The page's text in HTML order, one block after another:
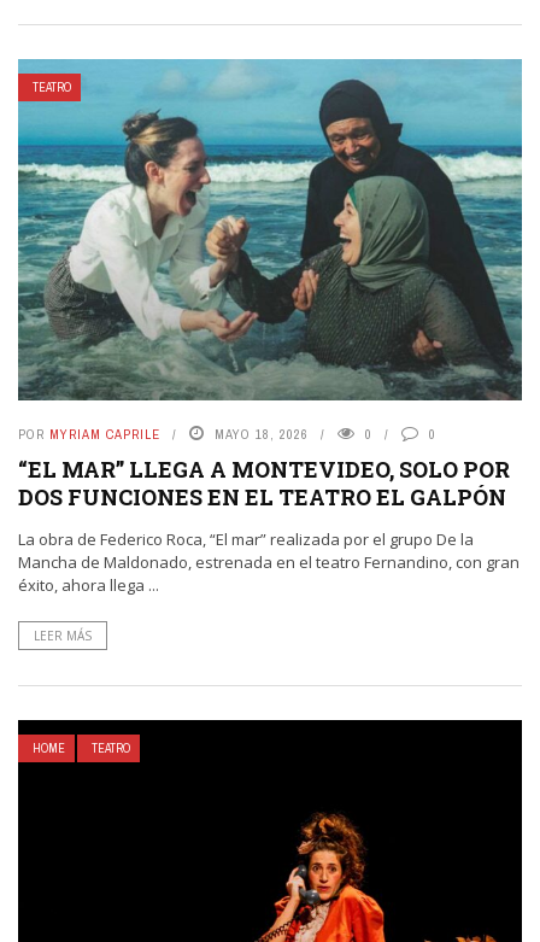
TEATRO
POR MYRIAM CAPRILE MAYO 18, 2026 0 0
“EL MAR” LLEGA A MONTEVIDEO, SOLO POR
DOS FUNCIONES EN EL TEATRO EL GALPÓN
La obra de Federico Roca, “El mar” realizada por el grupo De la
Mancha de Maldonado, estrenada en el teatro Fernandino, con gran
éxito, ahora llega ...
LEER MÁS
HOME TEATRO